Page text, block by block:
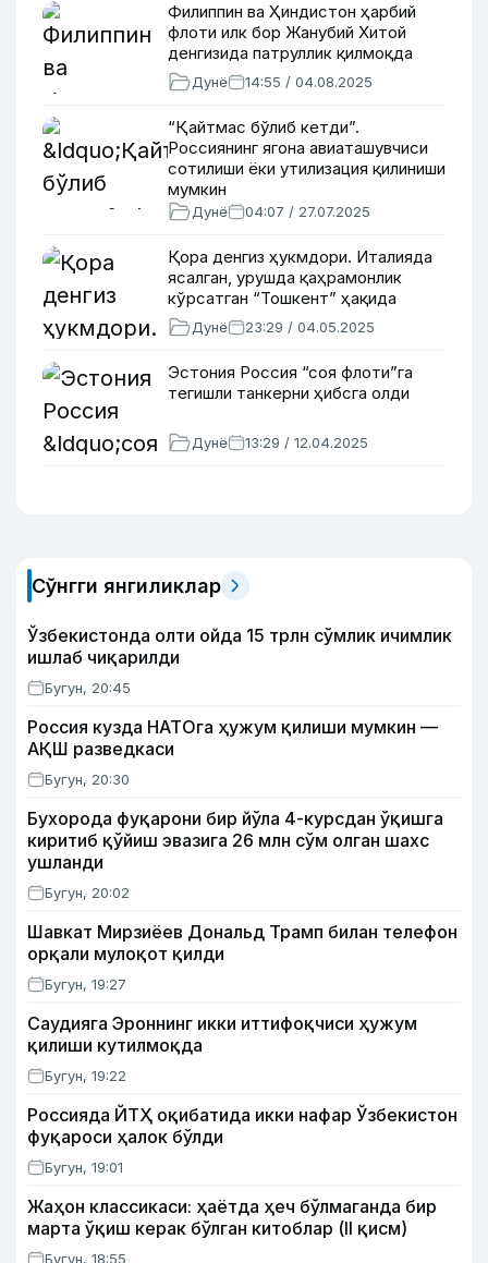
Филиппин ва Ҳиндистон ҳарбий
флоти илк бор Жанубий Хитой
денгизида патруллик қилмоқда
Дунё 14:55 / 04.08.2025
“Қайтмас бўлиб кетди”.
Россиянинг ягона авиаташувчиси
сотилиши ёки утилизация қилиниши
мумкин
Дунё 04:07 / 27.07.2025
Қора денгиз ҳукмдори. Италияда
ясалган, урушда қаҳрамонлик
кўрсатган “Тошкент” ҳақида
Дунё 23:29 / 04.05.2025
Эстония Россия “соя флоти”га
тегишли танкерни ҳибсга олди
Дунё 13:29 / 12.04.2025
Сўнгги янгиликлар
Ўзбекистонда олти ойда 15 трлн сўмлик ичимлик
ишлаб чиқарилди
Бугун, 20:45
Россия кузда НАТОга ҳужум қилиши мумкин —
АҚШ разведкаси
Бугун, 20:30
Бухорода фуқарони бир йўла 4-курсдан ўқишга
киритиб қўйиш эвазига 26 млн сўм олган шахс
ушланди
Бугун, 20:02
Шавкат Мирзиёев Дональд Трамп билан телефон
орқали мулоқот қилди
Бугун, 19:27
Саудияга Эроннинг икки иттифоқчиси ҳужум
қилиши кутилмоқда
Бугун, 19:22
Россияда ЙТҲ оқибатида икки нафар Ўзбекистон
фуқароси ҳалок бўлди
Бугун, 19:01
Жаҳон классикаси: ҳаётда ҳеч бўлмаганда бир
марта ўқиш керак бўлган китоблар (II қисм)
Бугун, 18:55